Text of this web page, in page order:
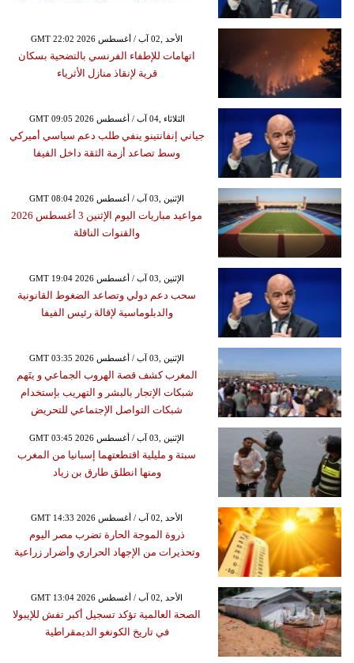
GMT 22:02 2026 الأحد ,02 آب / أغسطس
اتهامات للإطفاء الفرنسي بالتضحية بسكان
قرية لإنقاذ منازل الأثرياء
GMT 09:05 2026 الثلاثاء ,04 آب / أغسطس
جياني إنفانتينو ينفي طلب دعم سياسي أميركي
وسط تصاعد أزمة الثقة داخل الفيفا
GMT 08:04 2026 الإثنين ,03 آب / أغسطس
مواعيد مباريات اليوم الإثنين 3 أغسطس 2026
والقنوات الناقلة
GMT 19:04 2026 الإثنين ,03 آب / أغسطس
سحب دعم دولي وتصاعد الضغوط القانونية
والدبلوماسية لإقالة رئيس الفيفا
GMT 03:35 2026 الإثنين ,03 آب / أغسطس
المغرب كشف قصة الهروب الجماعي و يتَهم
شبكات الإتجار بالبشر و التهريب بإستخدام
شبكات التواصل الإجتماعي للتحريض
GMT 03:45 2026 الإثنين ,03 آب / أغسطس
سبتة و مليلية اقتطعتهما إسبانيا من المغرب
ومنها انطلق طارق بن زياد
GMT 14:33 2026 الأحد ,02 آب / أغسطس
ذروة الموجة الحارة تضرب مصر اليوم
وتحذيرات من الإجهاد الحراري وأضرار زراعية
GMT 13:04 2026 الأحد ,02 آب / أغسطس
الصحة العالمية تؤكد تسجيل أكبر تفش للإيبولا
في تاريخ الكونغو الديمقراطية